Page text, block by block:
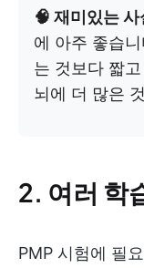
🧠 재미있는 사
에 아주 좋습
는 것보다 짧
뇌에 더 많은
2. 여러 학
PMP 시험에 필